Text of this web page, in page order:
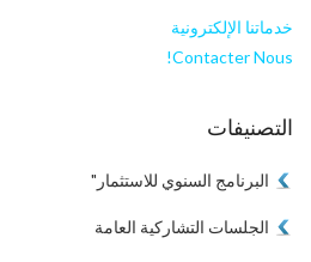
خدماتنا الإلكترونية
Contacter Nous!
التصنيفات
البرنامج السنوي للاستثمار"
الجلسات التشاركية العامة